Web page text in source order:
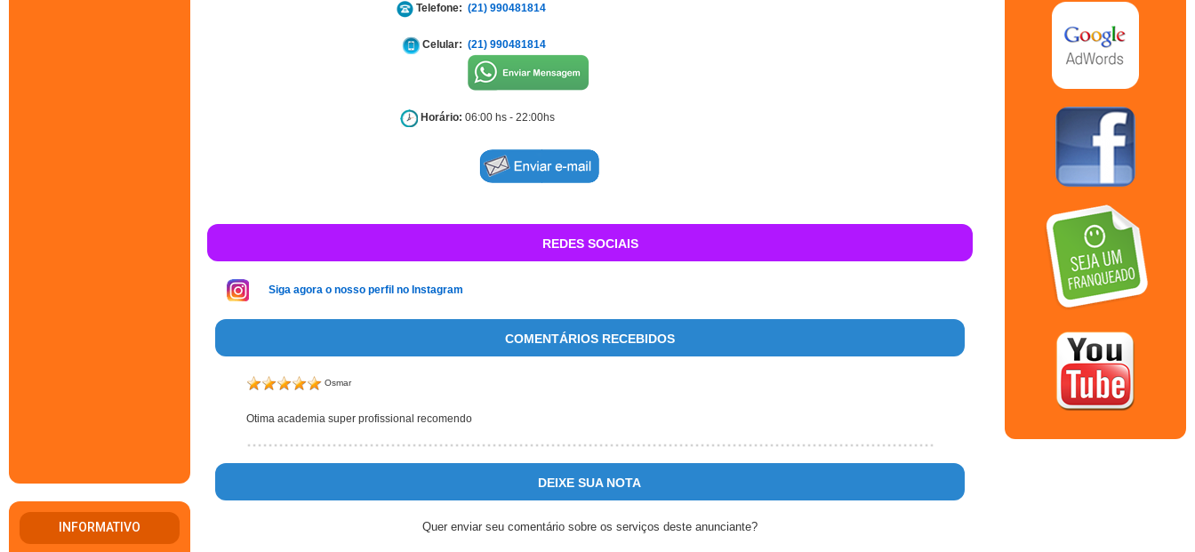
INFORMATIVO
Telefone: (21) 990481814
Celular: (21) 990481814
Horário: 06:00 hs - 22:00hs
REDES SOCIAIS
Siga agora o nosso perfil no Instagram
COMENTÁRIOS RECEBIDOS
Osmar
Otima academia super profissional recomendo
DEIXE SUA NOTA
Quer enviar seu comentário sobre os serviços deste anunciante?